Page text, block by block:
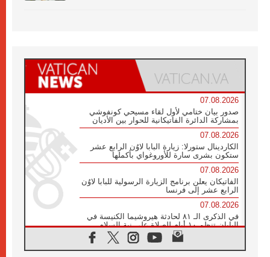
07.08.2026
صدور بيان ختامي لأول لقاء مسيحي كونفوشي
بمشاركة الدائرة الفاتيكانية للحوار بين الأديان
07.08.2026
الكاردينال ستورلا: زيارة البابا لاوُن الرابع عشر
ستكون بشرى سارة للأوروغواي بأكملها
07.08.2026
الفاتيكان يعلن برنامج الزيارة الرسولية للبابا لاوُن
الرابع عشر إلى فرنسا
07.08.2026
في الذكرى الـ ٨١ لحادثة هيروشيما الكنيسة في
اليابان تنظم ١٠ أيام للصلاة على نية السلام
الكنيسة في الأوروغواي: زيارة البابا ستعزز